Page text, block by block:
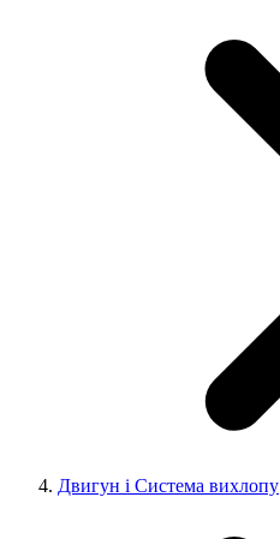
Двигун і Система вихлопу